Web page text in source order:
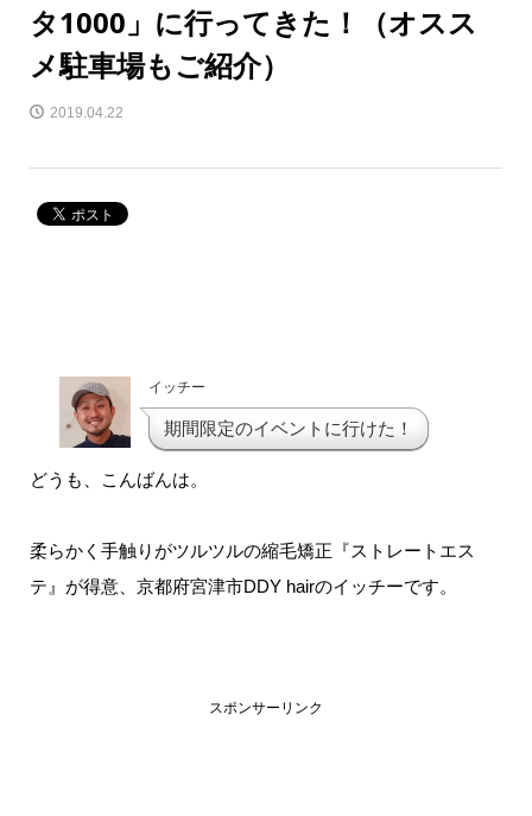
タ1000」に行ってきた！（オスス
メ駐車場もご紹介）
2019.04.22
イッチー
期間限定のイベントに行けた！
どうも、こんばんは。
柔らかく手触りがツルツルの縮毛矯正『ストレートエス
テ』が得意、京都府宮津市DDY hairのイッチーです。
スポンサーリンク